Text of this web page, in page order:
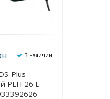
В наличии
Plus
PLH 26 E